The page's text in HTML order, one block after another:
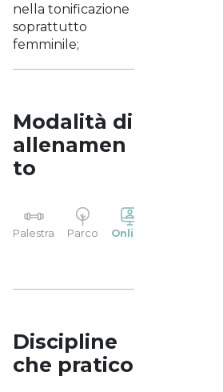
nella tonificazione
soprattutto
femminile;
Modalità di
allenamen
to
Palestra Parco Online
Discipline
che pratico